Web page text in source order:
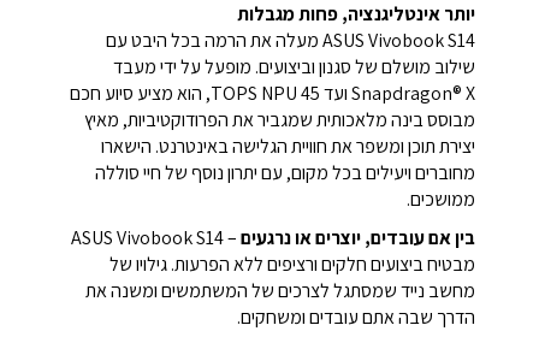
יותר אינטליגנציה, פחות מגבלות
ASUS Vivobook S14 מעלה את הרמה בכל היבט עם
שילוב מושלם של סגנון וביצועים. מופעל על ידי מעבד
Snapdragon® X ועד 45 TOPS NPU, הוא מציע סיוע חכם
מבוסס בינה מלאכותית שמגביר את הפרודוקטיביות, מאיץ
יצירת תוכן ומשפר את חוויית הגלישה באינטרנט. הישארו
מחוברים ויעילים בכל מקום, עם יתרון נוסף של חיי סוללה
ממושכים.
בין אם עובדים, יוצרים או נרגעים
– ASUS Vivobook S14
מבטיח ביצועים חלקים ורציפים ללא הפרעות.גילויו של
מחשב נייד שמסתגל לצרכים של המשתמשים ומשנה את
הדרך שבה אתם עובדים ומשחקים.